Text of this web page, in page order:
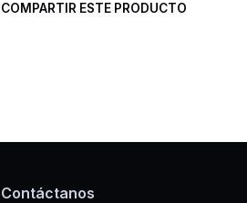
COMPARTIR ESTE PRODUCTO
Contáctanos